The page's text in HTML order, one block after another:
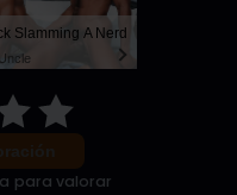
Slamming A Nerd
para valorar